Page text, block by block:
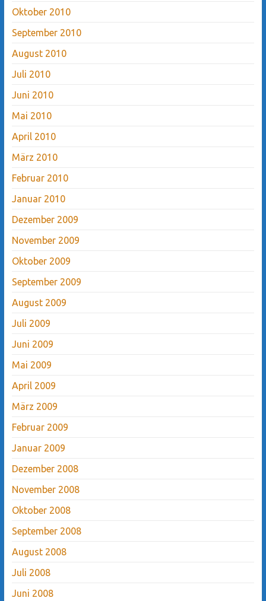
Oktober 2010
September 2010
August 2010
Juli 2010
Juni 2010
Mai 2010
April 2010
März 2010
Februar 2010
Januar 2010
Dezember 2009
November 2009
Oktober 2009
September 2009
August 2009
Juli 2009
Juni 2009
Mai 2009
April 2009
März 2009
Februar 2009
Januar 2009
Dezember 2008
November 2008
Oktober 2008
September 2008
August 2008
Juli 2008
Juni 2008